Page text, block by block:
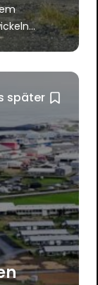
später